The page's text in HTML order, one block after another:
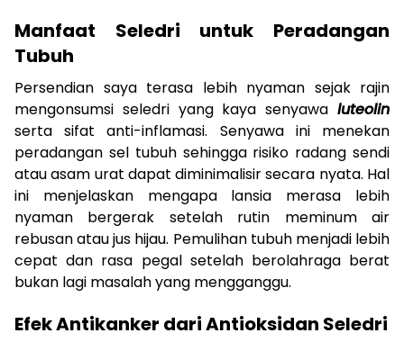
Manfaat Seledri untuk Peradangan
Tubuh
Persendian saya terasa lebih nyaman sejak rajin
mengonsumsi seledri yang kaya senyawa luteolin
serta sifat anti-inflamasi. Senyawa ini menekan
peradangan sel tubuh sehingga risiko radang sendi
atau asam urat dapat diminimalisir secara nyata. Hal
ini menjelaskan mengapa lansia merasa lebih
nyaman bergerak setelah rutin meminum air
rebusan atau jus hijau. Pemulihan tubuh menjadi lebih
cepat dan rasa pegal setelah berolahraga berat
bukan lagi masalah yang mengganggu.
Efek Antikanker dari Antioksidan Seledri